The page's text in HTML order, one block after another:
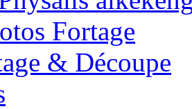
Fortage
& Découpe